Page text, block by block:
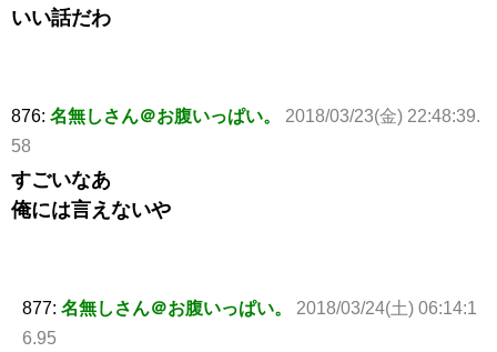
いい話だわ
876: 名無しさん＠お腹いっぱい。
2018/03/23(金) 22:48:39.
58
すごいなあ
俺には言えないや
877: 名無しさん＠お腹いっぱい。
2018/03/24(土) 06:14:1
6.95